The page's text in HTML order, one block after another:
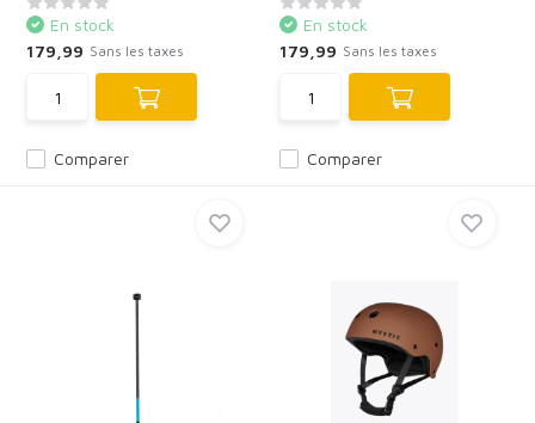
Comparer
En stock
179,99 Sans les taxes
Comparer
En stock
179,99 Sans les taxes